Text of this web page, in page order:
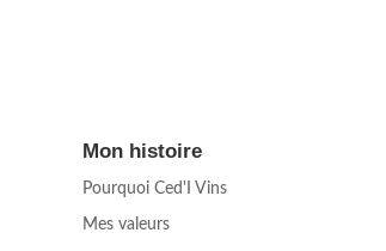
Mon histoire
Pourquoi Ced'I Vins
Mes valeurs